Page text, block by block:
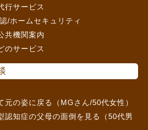
行サービス
/ホームセキュリティ
共機関案内
のサービス
元の姿に戻る（MGさん/50代女性）
認知症の父母の面倒を見る（50代男